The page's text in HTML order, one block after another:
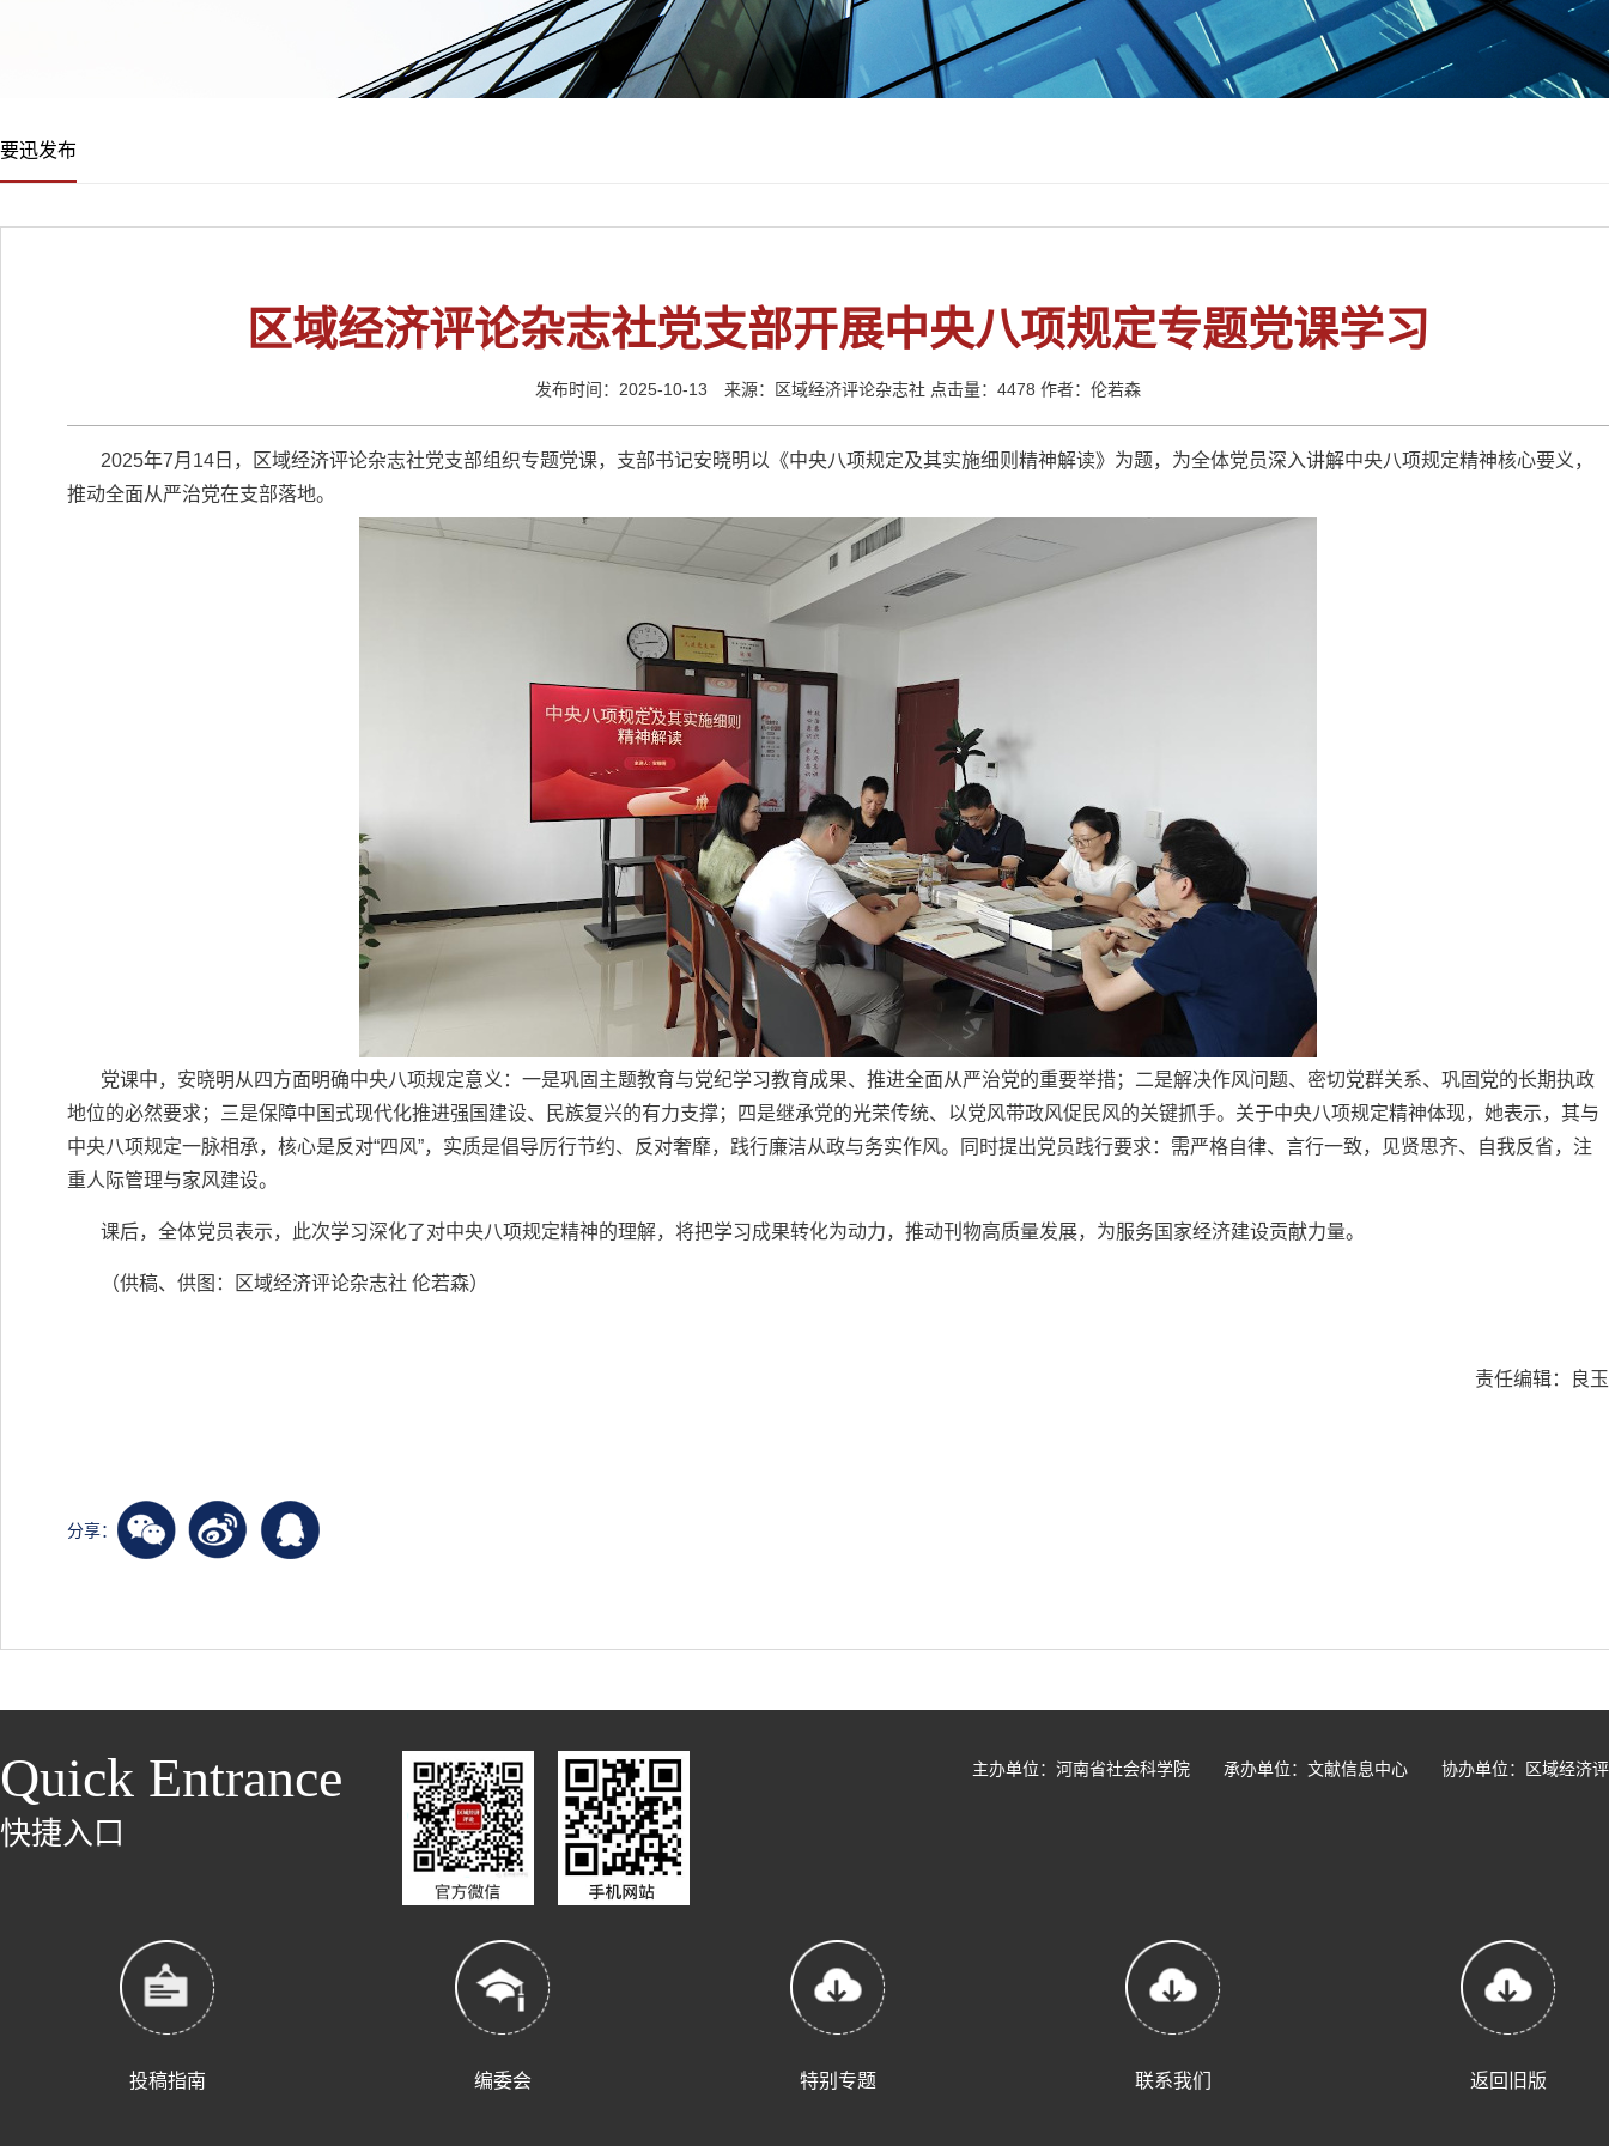
要迅发布
区域经济评论杂志社党支部开展中央八项规定专题党课学习
发布时间：2025-10-13 来源：区域经济评论杂志社 点击量：4478 作者：伦若森
2025年7月14日，区域经济评论杂志社党支部组织专题党课，支部书记安晓明以《中央八项规定及其实施细则精神解读》为题，为全体党员深入讲解中央八项规定精神核心要义，
推动全面从严治党在支部落地。
党课中，安晓明从四方面明确中央八项规定意义：一是巩固主题教育与党纪学习教育成果、推进全面从严治党的重要举措；二是解决作风问题、密切党群关系、巩固党的长期执政
地位的必然要求；三是保障中国式现代化推进强国建设、民族复兴的有力支撑；四是继承党的光荣传统、以党风带政风促民风的关键抓手。关于中央八项规定精神体现，她表示，其与
中央八项规定一脉相承，核心是反对“四风”，实质是倡导厉行节约、反对奢靡，践行廉洁从政与务实作风。同时提出党员践行要求：需严格自律、言行一致，见贤思齐、自我反省，注
重人际管理与家风建设。
课后，全体党员表示，此次学习深化了对中央八项规定精神的理解，将把学习成果转化为动力，推动刊物高质量发展，为服务国家经济建设贡献力量。
（供稿、供图：区域经济评论杂志社 伦若森）
责任编辑：良玉
分享：
Quick Entrance
快捷入口
主办单位：河南省社会科学院 承办单位：文献信息中心 协办单位：区域经济评
投稿指南 编委会 特别专题 联系我们 返回旧版